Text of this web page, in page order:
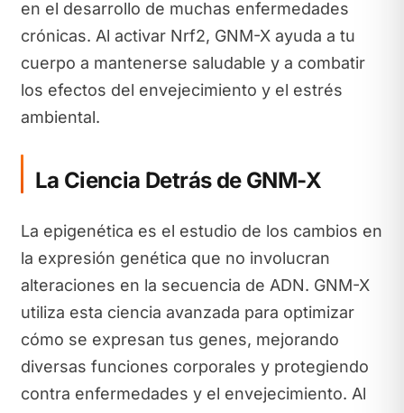
en el desarrollo de muchas enfermedades
crónicas. Al activar Nrf2, GNM-X ayuda a tu
cuerpo a mantenerse saludable y a combatir
los efectos del envejecimiento y el estrés
ambiental.
La Ciencia Detrás de GNM-X
La epigenética es el estudio de los cambios en
la expresión genética que no involucran
alteraciones en la secuencia de ADN. GNM-X
utiliza esta ciencia avanzada para optimizar
cómo se expresan tus genes, mejorando
diversas funciones corporales y protegiendo
contra enfermedades y el envejecimiento. Al